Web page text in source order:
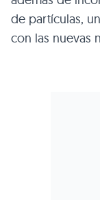
de partículas,
con las nuevas